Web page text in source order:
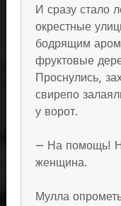
И сразу стало
окрестные
бодрящим
фруктовые
Проснулись,
свирепо
у ворот.
— На помощь!
женщина.
Мулла